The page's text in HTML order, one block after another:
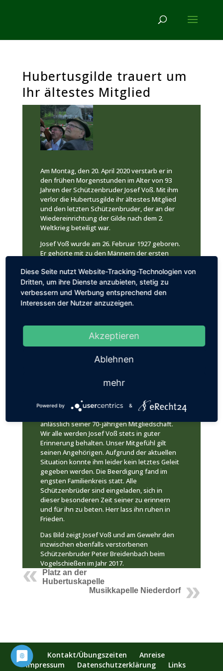
Hubertusgilde trauert um
Ihr ältestes Mitglied
Am Montag, den 20. April 2020 verstarb er in
den frühen Morgenstunden im Alter von 93
Jahren der Schützenbruder Josef Voß. Mit ihm
verlor die Hubertusgilde ihr ältestes Mitglied
und den letzten Schützenbruder, der an der
Wiedereinrichtung der Gilde nach dem 2.
Weltkrieg beteiligt war.
Josef Voß wurde am 26. Februar 1927 geboren.
Er gehörte mit zu den Männern der ersten
Zwangspause wegen des Verbots der
Gildenaktivitäten im Jahr 1937 im Jahr 1947 für
ein Wiederaufleben des Gildenlebens sorgten.
Während seiner 73-jährigen
Vereinszugehörigkeit beteiligt er sich stets
noch an den Vereinsveranstaltungen teil. In
den Jahren 1954, 1978 und 1988 errang er beim
Vogelschießen jeweils den dritten Preis. Im
er, an der Seite des Jubelkönigs Matthias Boll,
Mitgliedschaft wurde er mehrfach
ausgezeichnet, zuletzt im November 2017
anlässlich seiner 70-jährigen Mitgliedschaft.
Wir alle werden Josef Voß stets in guter
Erinnerung behalten. Unser Mitgefühl gilt
seinen Angehörigen. Aufgrund der aktuellen
Situation konnte ihm leider kein letztes Geleit
gegeben werden. Die Beerdigung fand im
engsten Familienkreis statt. Alle
Schützenbrüder sind eingeladen, sich in
dieser besonderen Zeit seiner zu erinnern
und für ihn zu beten. Herr lass ihn ruhen in
Frieden.
Das Bild zeigt Josef Voß und am Gewehr den
inzwischen ebenfalls verstorbenen
Schützenbruder Peter Breidenbach beim
Vogelschießen im Jahr 2017.
Platz an der
Hubertuskapelle
Musikkapelle Niederdorf
Kontakt/Übungszeiten
Anreise
Impressum
Datenschutzerklärung Links
Diese Seite nutzt Website-Tracking-Technologien von
Dritten, um ihre Dienste anzubieten, stetig zu
verbessern und Werbung entsprechend den
Interessen der Nutzer anzuzeigen.
Akzeptieren
Ablehnen
mehr
Powered by &